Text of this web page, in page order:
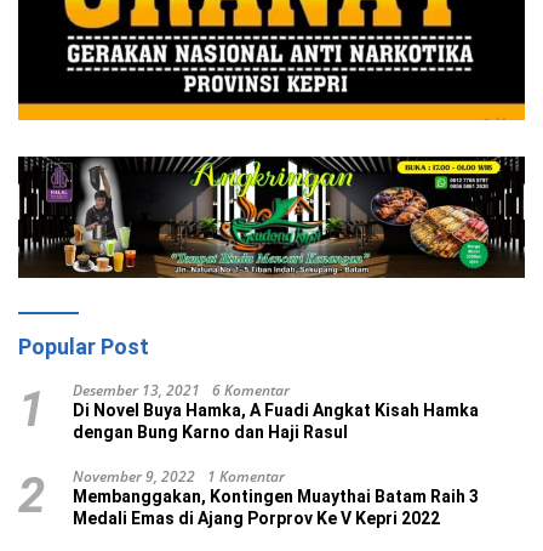
Popular Post
1 Desember 13, 2021 6 Komentar
Di Novel Buya Hamka, A Fuadi Angkat Kisah Hamka
dengan Bung Karno dan Haji Rasul
2 November 9, 2022 1 Komentar
Membanggakan, Kontingen Muaythai Batam Raih 3
Medali Emas di Ajang Porprov Ke V Kepri 2022